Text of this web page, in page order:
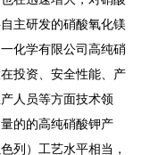
自主研发的硝酸氧化镁
化学有限公司高纯硝
投资、安全性能、产
、生产人员等方面技术领
量的的高纯硝酸钾产
以色列）工艺水平相当，